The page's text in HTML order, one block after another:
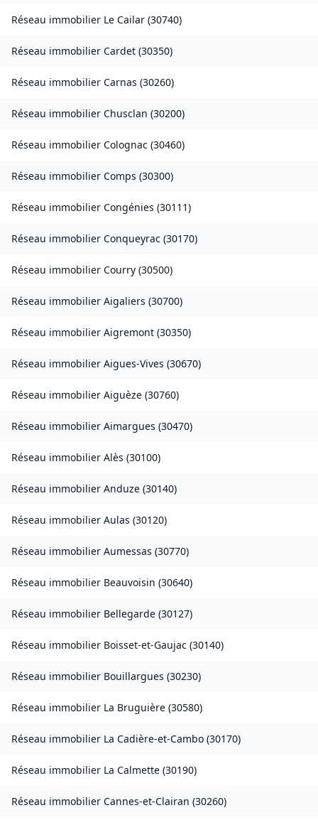
Réseau immobilier Le Cailar (30740)
Réseau immobilier Cardet (30350)
Réseau immobilier Carnas (30260)
Réseau immobilier Chusclan (30200)
Réseau immobilier Colognac (30460)
Réseau immobilier Comps (30300)
Réseau immobilier Congénies (30111)
Réseau immobilier Conqueyrac (30170)
Réseau immobilier Courry (30500)
Réseau immobilier Aigaliers (30700)
Réseau immobilier Aigremont (30350)
Réseau immobilier Aigues-Vives (30670)
Réseau immobilier Aiguèze (30760)
Réseau immobilier Aimargues (30470)
Réseau immobilier Alès (30100)
Réseau immobilier Anduze (30140)
Réseau immobilier Aulas (30120)
Réseau immobilier Aumessas (30770)
Réseau immobilier Beauvoisin (30640)
Réseau immobilier Bellegarde (30127)
Réseau immobilier Boisset-et-Gaujac (30140)
Réseau immobilier Bouillargues (30230)
Réseau immobilier La Bruguière (30580)
Réseau immobilier La Cadière-et-Cambo (30170)
Réseau immobilier La Calmette (30190)
Réseau immobilier Cannes-et-Clairan (30260)